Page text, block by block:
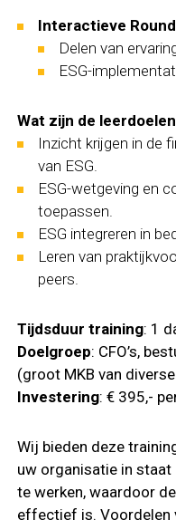
Interactieve
Delen van
ESG-
Wat zijn de leerdoelen
Inzicht krijgen in de
van ESG.
ESG-wetgeving en
toepassen.
ESG integreren in
Leren van
peers.
Tijdsduur training: 1
Doelgroep: CFO’s,
(groot MKB van
Investering: € 395,-
Wij bieden deze
uw organisatie in
te werken, waardoor
effectief is. Voordelen